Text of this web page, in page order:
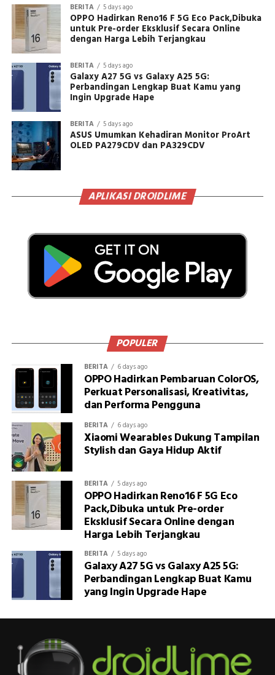
BERITA 5 days ago
OPPO Hadirkan Reno16 F 5G Eco Pack,Dibuka
untuk Pre-order Eksklusif Secara Online
dengan Harga Lebih Terjangkau
BERITA 5 days ago
Galaxy A27 5G vs Galaxy A25 5G:
Perbandingan Lengkap Buat Kamu yang
Ingin Upgrade Hape
BERITA 5 days ago
ASUS Umumkan Kehadiran Monitor ProArt
OLED PA279CDV dan PA329CDV
APLIKASI DROIDLIME
POPULER
BERITA 6 days ago
OPPO Hadirkan Pembaruan ColorOS,
Perkuat Personalisasi, Kreativitas,
dan Performa Pengguna
BERITA 6 days ago
Xiaomi Wearables Dukung Tampilan
Stylish dan Gaya Hidup Aktif
BERITA 5 days ago
OPPO Hadirkan Reno16 F 5G Eco
Pack,Dibuka untuk Pre-order
Eksklusif Secara Online dengan
Harga Lebih Terjangkau
BERITA 5 days ago
Galaxy A27 5G vs Galaxy A25 5G:
Perbandingan Lengkap Buat Kamu
yang Ingin Upgrade Hape